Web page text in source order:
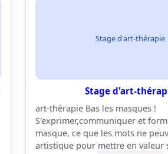
Stage d'art-thérapie
Stage d'art-
art-thérapie Bas les masques !
S'exprimer,communiquer et
masque, ce que les mots ne
artistique pour mettre en valeur